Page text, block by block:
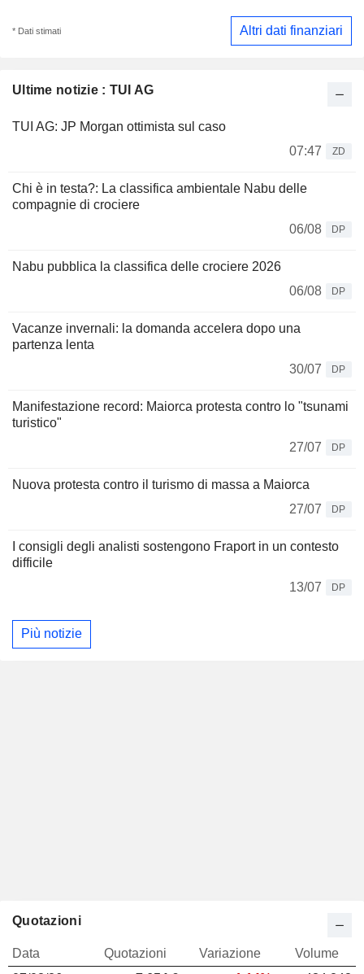
Ultime notizie : TUI AG
TUI AG: JP Morgan ottimista sul caso
07:47
ZD
Chi è in testa?: La classifica ambientale Nabu delle
compagnie di crociere
06/08
DP
Nabu pubblica la classifica delle crociere 2026
06/08
DP
Vacanze invernali: la domanda accelera dopo una
partenza lenta
30/07
DP
Manifestazione record: Maiorca protesta contro lo "tsunami
turistico"
27/07
DP
Nuova protesta contro il turismo di massa a Maiorca
27/07
DP
I consigli degli analisti sostengono Fraport in un contesto
difficile
13/07
DP
Più notizie
* Dati stimati Altri dati finanziari
Quotazioni
Data Quotazioni Variazione
Volume